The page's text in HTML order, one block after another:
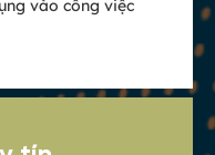
vào công việc